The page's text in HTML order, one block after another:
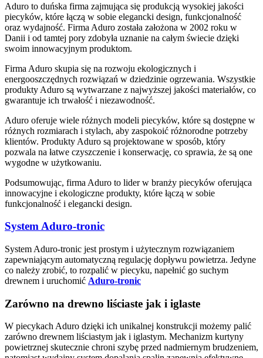
Aduro to duńska firma zajmująca się produkcją wysokiej jakości
piecyków, które łączą w sobie elegancki design, funkcjonalność
oraz wydajność. Firma Aduro została założona w 2002 roku w
Danii i od tamtej pory zdobyła uznanie na całym świecie dzięki
swoim innowacyjnym produktom.
Firma Aduro skupia się na rozwoju ekologicznych i
energooszczędnych rozwiązań w dziedzinie ogrzewania. Wszystkie
produkty Aduro są wytwarzane z najwyższej jakości materiałów, co
gwarantuje ich trwałość i niezawodność.
Aduro oferuje wiele różnych modeli piecyków, które są dostępne w
różnych rozmiarach i stylach, aby zaspokoić różnorodne potrzeby
klientów. Produkty Aduro są projektowane w sposób, który
pozwala na łatwe czyszczenie i konserwację, co sprawia, że są one
wygodne w użytkowaniu.
Podsumowując, firma Aduro to lider w branży piecyków oferująca
innowacyjne i ekologiczne produkty, które łączą w sobie
funkcjonalność i elegancki design.
SystemAduro-tronic
System Aduro-tronic jest prostym i użytecznym rozwiązaniem
zapewniającym automatyczną regulację dopływu powietrza. Jedyne
co należy zrobić, to rozpalić w piecyku, napełnić go suchym
drewnem i uruchomić Aduro-tronic
Zarówno na drewno liściaste jak i iglaste
W piecykach Aduro dzięki ich unikalnej konstrukcji możemy palić
zarówno drewnem liściastym jak i iglastym. Mechanizm kurtyny
powietrznej skutecznie chroni szybę przed nadmiernym brudzeniem,